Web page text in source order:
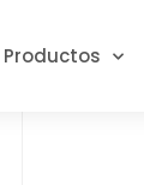
Productos